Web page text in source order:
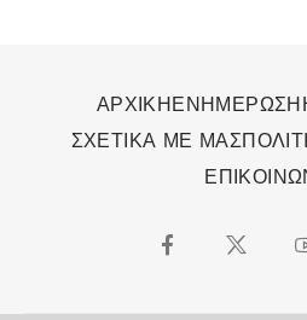
ΑΡΧΙΚΗΕΝΗΜΕΡΩΣΗ
ΣΧΕΤΙΚΑ ΜΕ ΜΑΣ